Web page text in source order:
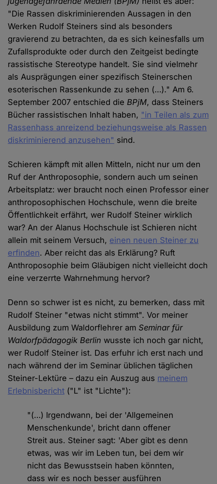
"Die Rassen diskriminierenden Aussagen in den
Werken Rudolf Steiners sind als besonders
gravierend zu betrachten, da es sich keinesfalls um
Zufallsprodukte oder durch den Zeitgeist bedingte
rassistische Stereotype handelt. Sie sind vielmehr
als Ausprägungen einer spezifisch Steinerschen
esoterischen Rassenkunde zu sehen (…)." Am 6.
September 2007 entschied dieBPjM, dass Steiners
Bücher rassistischen Inhalt haben, "in Teilen als zum
Rassenhass anreizend beziehungsweise als Rassen
diskriminierend anzusehen" sind.
Schieren kämpft mit allen Mitteln, nicht nur um den
Ruf der Anthroposophie, sondern auch um seinen
Arbeitsplatz: wer braucht noch einen Professor einer
anthroposophischen Hochschule, wenn die breite
Öffentlichkeit erfährt, wer Rudolf Steiner wirklich
war? An der Alanus Hochschule ist Schieren nicht
allein mit seinem Versuch, einen neuen Steiner zu
erfinden. Aber reicht das als Erklärung? Ruft
Anthroposophie beim Gläubigen nicht vielleicht doch
eine verzerrte Wahrnehmung hervor?
Denn so schwer ist es nicht, zu bemerken, dass mit
Rudolf Steiner "etwas nicht stimmt". Vor meiner
Ausbildung zum Waldorflehrer amSeminar für
Waldorfpädagogik Berlin wusste ich noch gar nicht,
wer Rudolf Steiner ist. Das erfuhr ich erst nach und
nach während der im Seminar üblichen täglichen
Steiner-Lektüre – dazu ein Auszug aus meinem
Erlebnisbericht ("L" ist "Lichte"):
"(…) Irgendwann, bei der 'Allgemeinen
Menschenkunde', bricht dann offener
Streit aus. Steiner sagt: 'Aber gibt es denn
etwas, was wir im Leben tun, bei dem wir
nicht das Bewusstsein haben könnten,
dass wir es noch besser ausführen